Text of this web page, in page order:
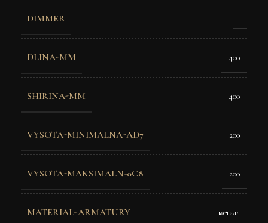
DIMMER
DLINA-MM 400
SHIRINA-MM 400
VYSOTA-MINIMALNA-AD7 200
VYSOTA-MAKSIMALN-0C8 200
MATERIAL-ARMATURY металл